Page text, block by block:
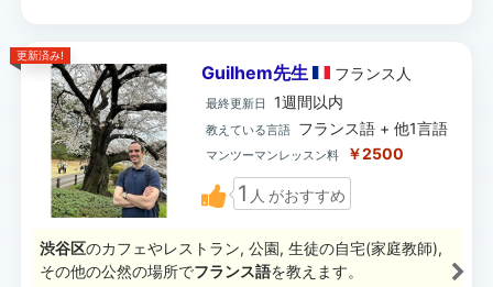
更新済み!
Guilhem先生 フランス 人
最終更新日 1週間以内
教えている言語 フランス語 + 他1言語
マンツーマンレッスン料 ￥2500
1 人 がおすすめ
渋谷区のカフェやレストラン, 公園, 生徒の自宅(家庭教師),
その他の公然の場所でフランス語を教えます。